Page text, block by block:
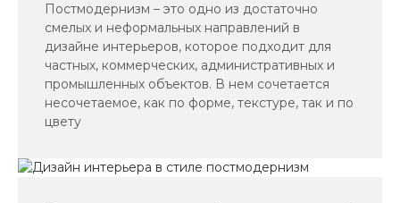
Постмодернизм – это одно из достаточно
смелых и неформальных направлений в
дизайне интерьеров, которое подходит для
частных, коммерческих, административных и
промышленных объектов. В нем сочетается
несочетаемое, как по форме, текстуре, так и по
цвету